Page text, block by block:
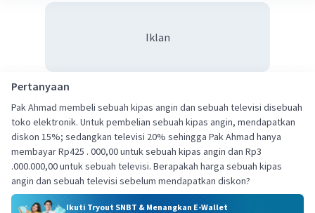
Iklan
Pertanyaan
Pak Ahmad membeli sebuah kipas angin dan sebuah televisi disebuah
toko elektronik. Untuk pembelian sebuah kipas angin, mendapatkan
diskon 15%; sedangkan televisi 20% sehingga Pak Ahmad hanya
membayar Rp425 . 000,00 untuk sebuah kipas angin dan Rp3
.000.000,00 untuk sebuah televisi. Berapakah harga sebuah kipas
angin dan sebuah televisi sebelum mendapatkan diskon?
Ikuti Tryout SNBT & Menangkan E-Wallet